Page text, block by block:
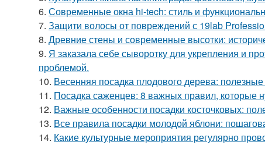
6. Современные окна hi-tech: стиль и
7. Защити волосы от повреждений с 19lab
8. Древние стены и современные высотки:
9. Я заказала себе сыворотку для укрепления и
проблемой.
10. Весенняя посадка плодового дерева:
11. Посадка саженцев: 8 важных правил, которые
12. Важные особенности посадки косточковых:
13. Все правила посадки молодой яблони:
14. Какие культурные мероприятия регулярно